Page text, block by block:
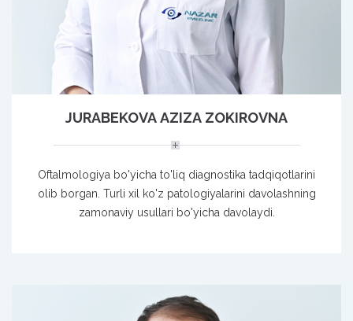
JURABEKOVA AZIZA ZOKIROVNA
Oftalmologiya bo'yicha to'liq diagnostika tadqiqotlarini
olib borgan. Turli xil ko'z patologiyalarini davolashning
zamonaviy usullari bo'yicha davolaydi.